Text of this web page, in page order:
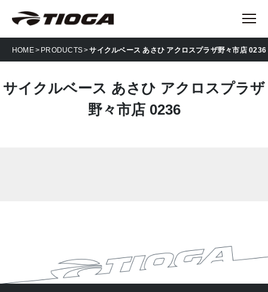
HOME PRODUCTS サイクルベース あさひ アクロスプラザ野々市店 0236
サイクルベース あさひ アクロスプラザ
野々市店 0236